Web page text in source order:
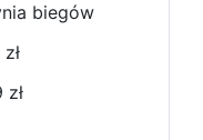
biegów
zł